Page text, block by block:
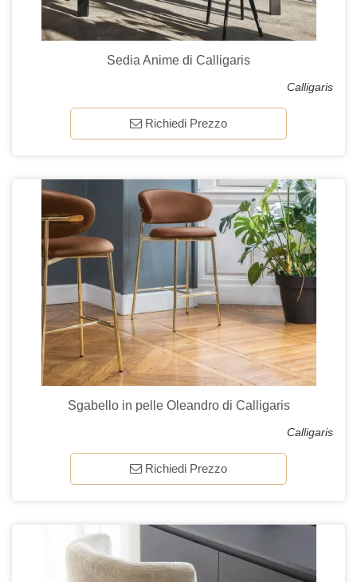
Sedia Anime di Calligaris
Calligaris
Richiedi Prezzo
Sgabello in pelle Oleandro di Calligaris
Calligaris
Richiedi Prezzo